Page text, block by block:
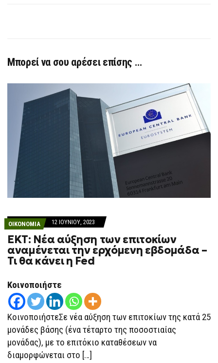
Μπορεί να σου αρέσει επίσης …
ΟΙΚΟΝΟΜΙΑ 12 ΙΟΥΝΊΟΥ, 2023
ΕΚΤ: Νέα αύξηση των επιτοκίων
αναμένεται την ερχόμενη εβδομάδα –
Τι θα κάνει η Fed
Κοινοποιήστε
ΚοινοποιήστεΣε νέα αύξηση των επιτοκίων της κατά 25
μονάδες βάσης (ένα τέταρτο της ποσοστιαίας
μονάδας), με το επιτόκιο καταθέσεων να
διαμορφώνεται στο […]